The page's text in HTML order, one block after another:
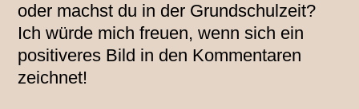
oder machst du in der Grundschulzeit?
Ich würde mich freuen, wenn sich ein
positiveres Bild in den Kommentaren
zeichnet!